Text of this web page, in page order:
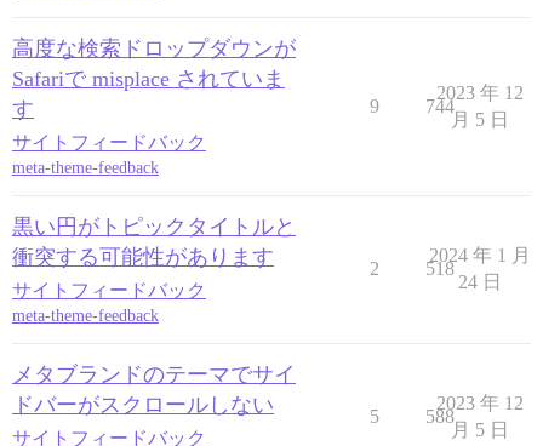
高度な検索ドロップダウンが
Safariで misplace されていま
す
サイトフィードバック
meta-theme-feedback
9 744
2023 年 12
月 5 日
黒い円がトピックタイトルと
衝突する可能性があります
サイトフィードバック
meta-theme-feedback
2 518
2024 年 1 月
24 日
メタブランドのテーマでサイ
ドバーがスクロールしない
サイトフィードバック
5 588
2023 年 12
月 5 日